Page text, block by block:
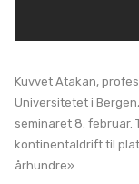
Kuvvet Atakan,
Universitetet i
seminaret 8. februar.
kontinentaldrift til
århundre»